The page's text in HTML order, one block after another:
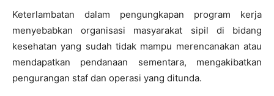
Keterlambatan dalam pengungkapan program kerja
menyebabkan organisasi masyarakat sipil di bidang
kesehatan yang sudah tidak mampu merencanakan atau
mendapatkan pendanaan sementara, mengakibatkan
pengurangan staf dan operasi yang ditunda.